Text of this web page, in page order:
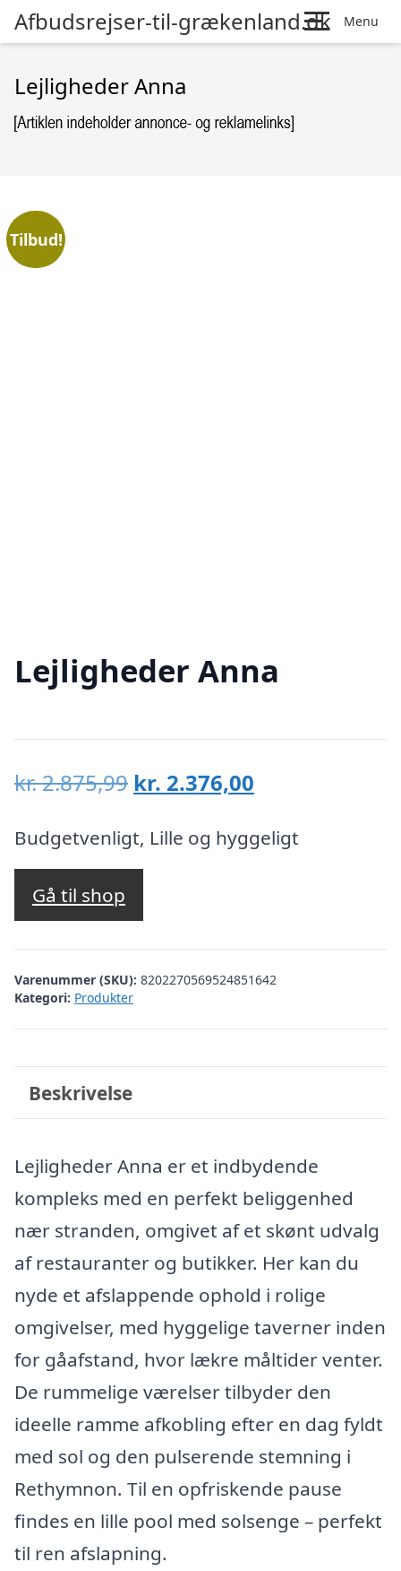
Afbudsrejser-til-grækenland.dk Menu
Lejligheder Anna
Tilbud!
Lejligheder Anna
kr.2.875,99 Den
pris
var:
kr. 2.376,00
pris
Budgetvenligt, Lille og hyggeligt
Gå til shop
Varenummer (SKU): 8202270569524851642
Kategori: Produkter
Beskrivelse
Lejligheder Anna er et indbydende
kompleks med en perfekt beliggenhed
nær stranden, omgivet af et skønt udvalg
af restauranter og butikker. Her kan du
nyde et afslappende ophold i rolige
omgivelser, med hyggelige taverner inden
for gåafstand, hvor lækre måltider venter.
De rummelige værelser tilbyder den
ideelle ramme afkobling efter en dag fyldt
med sol og den pulserende stemning i
Rethymnon. Til en opfriskende pause
findes en lille pool med solsenge – perfekt
til ren afslapning.